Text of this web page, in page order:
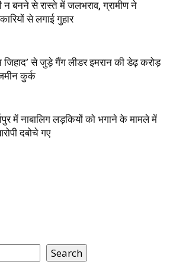
न बनने से रास्ते में जलभराव, ग्रामीण ने
से लगाई गुहार
जिहाद’ से जुड़े गैंग लीडर इमरान की डेढ़ करोड़
कुर्क
में नाबालिग लड़कियों को भगाने के मामले में
दबोचे गए
Search